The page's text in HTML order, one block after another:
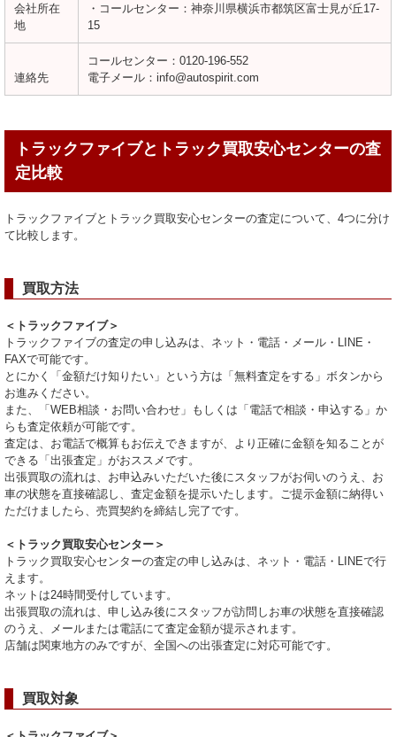
会社所在
地
・コールセンター：神奈川県横浜市都筑区富士見が丘17-
15
連絡先
コールセンター：0120-196-552
電子メール：info@autospirit.com
トラックファイブとトラック買取安心センターの査
定比較
トラックファイブとトラック買取安心センターの査定について、4つに分け
て比較します。
買取方法
＜トラックファイブ＞
トラックファイブの査定の申し込みは、ネット・電話・メール・LINE・
FAXで可能です。
とにかく「金額だけ知りたい」という方は「無料査定をする」ボタンから
お進みください。
また、「WEB相談・お問い合わせ」もしくは「電話で相談・申込する」か
らも査定依頼が可能です。
査定は、お電話で概算もお伝えできますが、より正確に金額を知ることが
できる「出張査定」がおススメです。
出張買取の流れは、お申込みいただいた後にスタッフがお伺いのうえ、お
車の状態を直接確認し、査定金額を提示いたします。ご提示金額に納得い
ただけましたら、売買契約を締結し完了です。
＜トラック買取安心センター＞
トラック買取安心センターの査定の申し込みは、ネット・電話・LINEで行
えます。
ネットは24時間受付しています。
出張買取の流れは、申し込み後にスタッフが訪問しお車の状態を直接確認
のうえ、メールまたは電話にて査定金額が提示されます。
店舗は関東地方のみですが、全国への出張査定に対応可能です。
買取対象